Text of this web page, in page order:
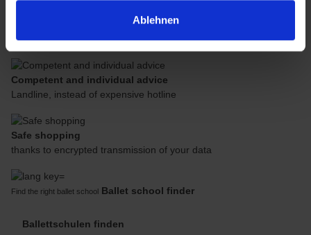
Ablehnen
Cost-effective delivery and shipping in Germany and the EU
Competent and individual advice
Landline, instead of expensive hotline
Safe shopping
thanks to encrypted transmission of your data
Find the right ballet school Ballet school finder
Ballettschulen finden